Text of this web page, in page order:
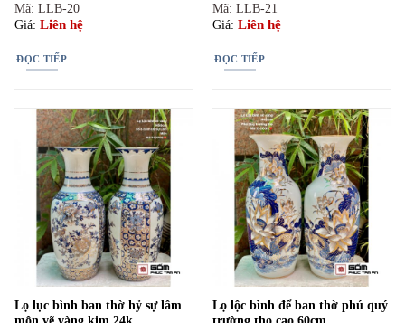
Mã: LLB-20
Giá: Liên hệ
ĐỌC TIẾP
Mã: LLB-21
Giá: Liên hệ
ĐỌC TIẾP
Lọ lục bình ban thờ hỷ sự lâm
Lọ lộc bình để ban thờ phú quý